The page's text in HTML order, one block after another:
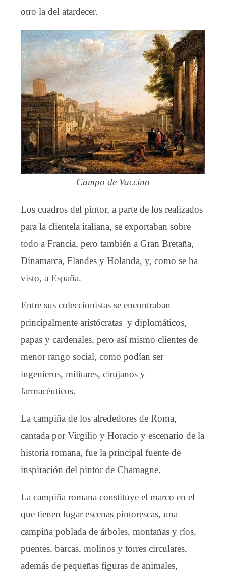
otro la del atardecer.
Campo de Vaccino
Los cuadros del pintor, a parte de los realizados
para la clientela italiana, se exportaban sobre
todo a Francia, pero también a Gran Bretaña,
Dinamarca, Flandes y Holanda, y, como se ha
visto, a España.
Entre sus coleccionistas se encontraban
principalmente aristócratas y diplomáticos,
papas y cardenales, pero así mismo clientes de
menor rango social, como podían ser
ingenieros, militares, cirujanos y
farmacéuticos.
La campiña de los alrededores de Roma,
cantada por Virgilio y Horacio y escenario de la
historia romana, fue la principal fuente de
inspiración del pintor de Chamagne.
La campiña romana constituye el marco en el
que tienen lugar escenas pintorescas, una
campiña poblada de árboles, montañas y ríos,
puentes, barcas, molinos y torres circulares,
además de pequeñas figuras de animales,